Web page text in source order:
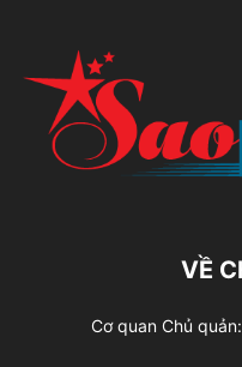
VỀ
Cơ quan Chủ